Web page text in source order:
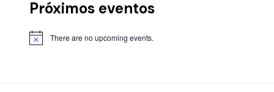
Próximos eventos
There are no upcoming events.